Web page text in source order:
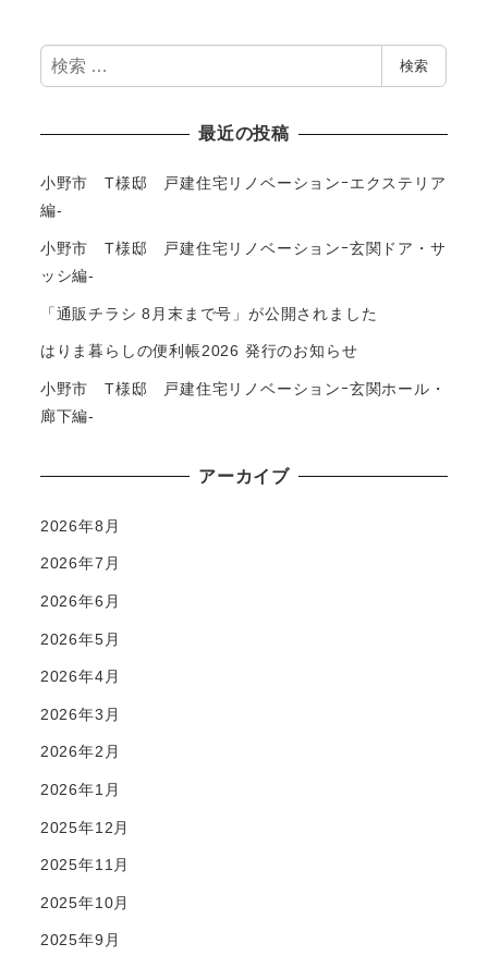
検
索
検索
最近の投稿
小野市 T様邸 戸建住宅リノベーションｰエクステリア
編-
小野市 T様邸 戸建住宅リノベーションｰ玄関ドア・サ
ッシ編-
「通販チラシ 8月末まで号」が公開されました
はりま暮らしの便利帳2026 発行のお知らせ
小野市 T様邸 戸建住宅リノベーションｰ玄関ホール・
廊下編-
アーカイブ
2026年8月
2026年7月
2026年6月
2026年5月
2026年4月
2026年3月
2026年2月
2026年1月
2025年12月
2025年11月
2025年10月
2025年9月